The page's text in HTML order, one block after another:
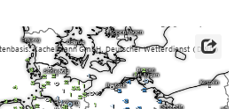
Kachelmann GmbH, Deutscher Wetterdienst (DWD)